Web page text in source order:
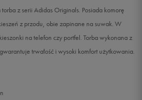
z serii Adidas Originals. Posiada komorę
z przodu, obie zapinane na suwak. W
na telefon czy portfel. Torba wykonana z
trwałość i wysoki komfort użytkowania.